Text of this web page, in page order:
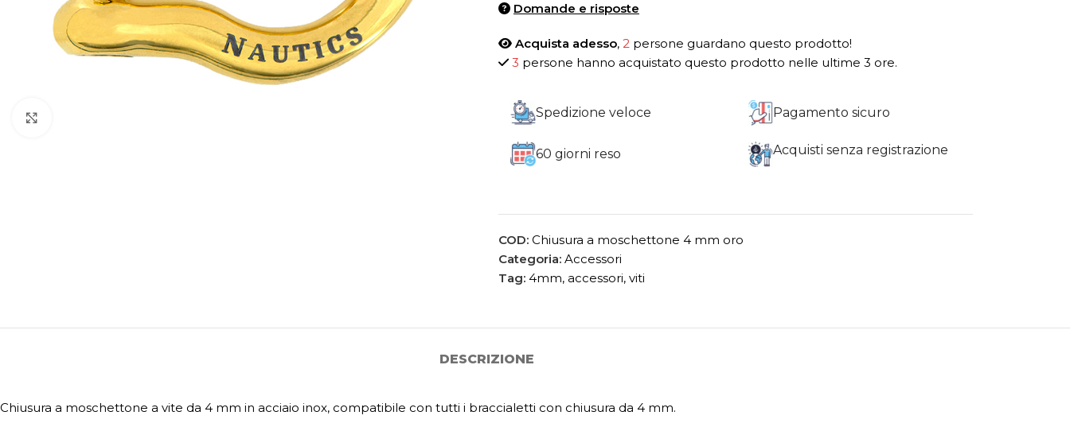
Domande e risposte
Acquista adesso, 2persone guardano questo prodotto!
3 persone hanno acquistato questo prodotto nelle ultime 3 ore.
Spedizione veloce Pagamento sicuro
60 giorni reso Acquisti senza registrazione
COD: Chiusura a moschettone 4 mm oro
Categoria: Accessori
Tag: 4mm, accessori, viti
DESCRIZIONE
Chiusura a moschettone a vite da 4 mm in acciaio inox, compatibile con tutti i braccialetti con chiusura da 4 mm.